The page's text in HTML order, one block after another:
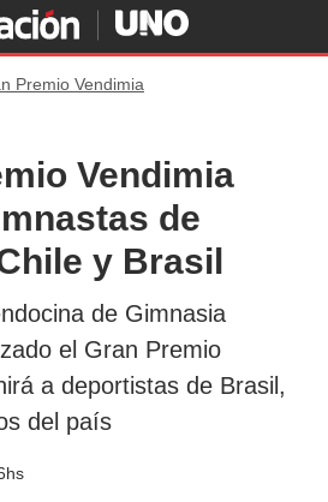
Premio Vendimia
Vendimia
de
y Brasil
de Gimnasia
el Gran Premio
a deportistas de Brasil,
del país